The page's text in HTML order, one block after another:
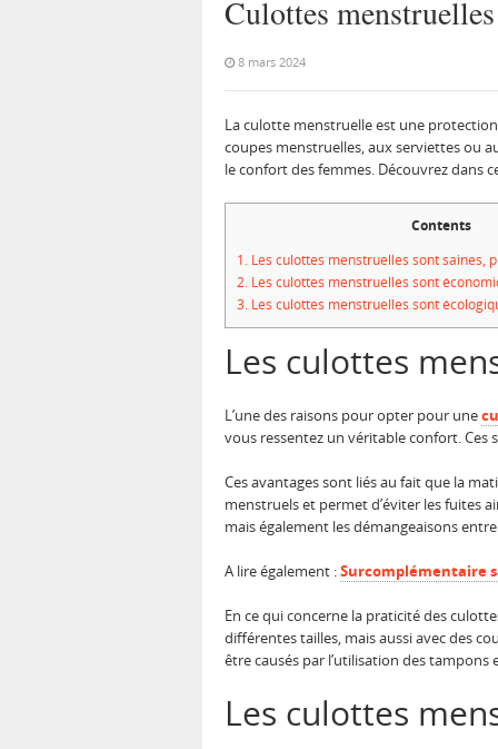
Culottes
8 mars 2024
La culotte menstruelle est une
coupes menstruelles, aux serviettes ou
le confort des femmes. Découvrez dans
Contents
1. Les culottes menstruelles sont saines,
2. Les culottes menstruelles sont
3. Les culottes menstruelles sont
Les culottes
L’une des raisons pour opter pour une
vous ressentez un véritable confort.
Ces avantages sont liés au fait que la
menstruels et permet d’éviter les fuites
mais également les démangeaisons entre
A lire également :Surcomplémentaire
En ce qui concerne la praticité des
différentes tailles, mais aussi avec des
être causés par l’utilisation des tampons
Les culottes